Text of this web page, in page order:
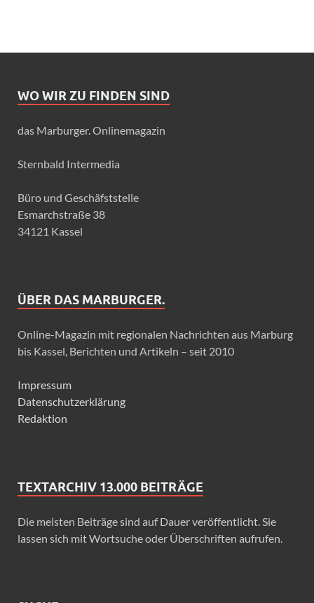
WO WIR ZU FINDEN SIND
das Marburger. Onlinemagazin
Sternbald Intermedia
Büro und Geschäfststelle
Esmarchstraße 38
34121 Kassel
ÜBER DAS MARBURGER.
Online-Magazin mit regionalen Nachrichten aus Marburg
bis Kassel, Berichten und Artikeln – seit 2010
Impressum
Datenschutzerklärung
Redaktion
TEXTARCHIV 13.000 BEITRÄGE
Die meisten Beiträge sind auf Dauer veröffentlicht. Sie
lassen sich mit Wortsuche oder Überschriften aufrufen.